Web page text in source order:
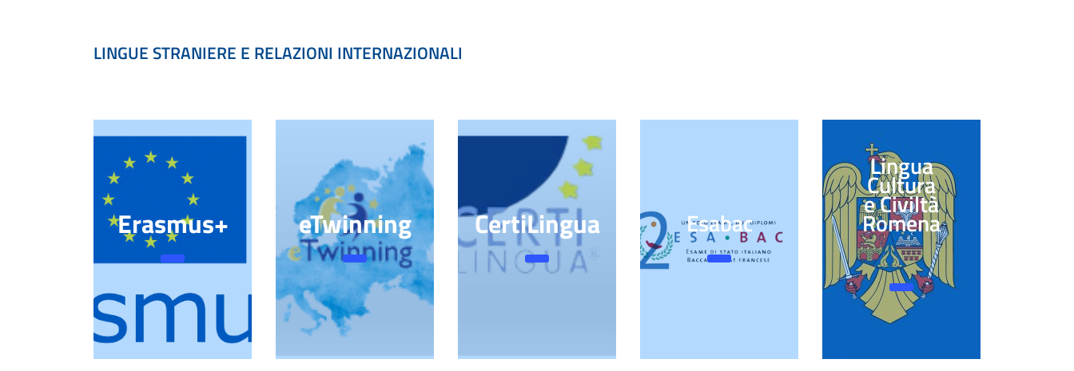
LINGUE STRANIERE E RELAZIONI INTERNAZIONALI
Erasmus+ eTwinning CertiLingua Esabac
Lingua
Cultura
e Civiltà
Romena